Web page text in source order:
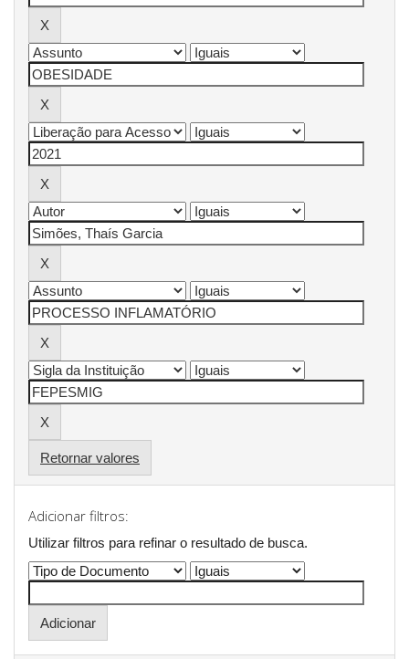
Retornar valores
Adicionar filtros:
Utilizar filtros para refinar o resultado de busca.